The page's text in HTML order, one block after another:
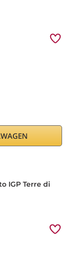
IGP Terre di